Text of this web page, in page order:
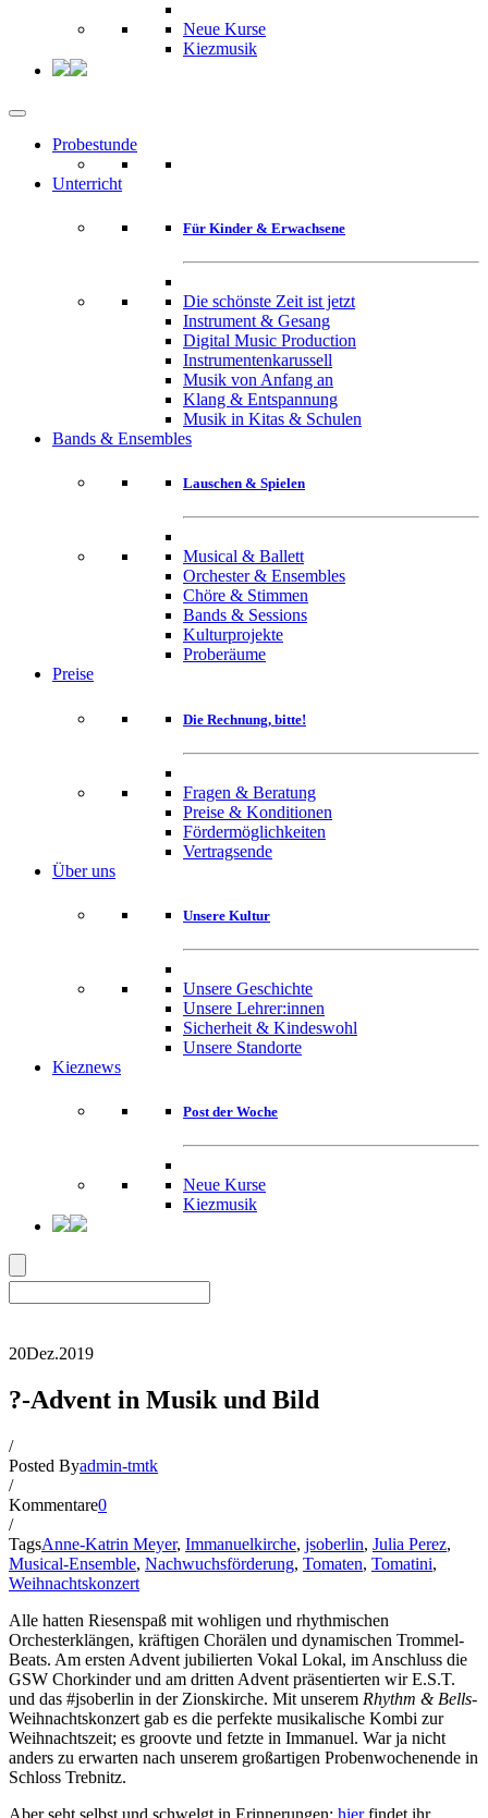
Neue Kurse
Kiezmusik
Probestunde
Unterricht
Für Kinder & Erwachsene
Die schönste Zeit ist jetzt
Instrument & Gesang
Digital Music Production
Instrumentenkarussell
Musik von Anfang an
Klang & Entspannung
Musik in Kitas & Schulen
Bands & Ensembles
Lauschen & Spielen
Musical & Ballett
Orchester & Ensembles
Chöre & Stimmen
Bands & Sessions
Kulturprojekte
Proberäume
Preise
Die Rechnung, bitte!
Fragen & Beratung
Preise & Konditionen
Fördermöglichkeiten
Vertragsende
Über uns
Unsere Kultur
Unsere Geschichte
Unsere Lehrer:innen
Sicherheit & Kindeswohl
Unsere Standorte
Kieznews
Post der Woche
Neue Kurse
Kiezmusik
20Dez.2019
?-Advent in Musik und Bild
/
Posted Byadmin-tmtk
/
Kommentare0
/
TagsAnne-Katrin Meyer, Immanuelkirche, jsoberlin, Julia Perez,
Musical-Ensemble, Nachwuchsförderung, Tomaten, Tomatini,
Weihnachtskonzert
Alle hatten Riesenspaß mit wohligen und rhythmischen
Orchesterklängen, kräftigen Chorälen und dynamischen Trommel-
Beats. Am ersten Advent jubilierten Vokal Lokal, im Anschluss die
GSW Chorkinder und am dritten Advent präsentierten wir E.S.T.
und das #jsoberlin in der Zionskirche. Mit unserem Rhythm & Bells-
Weihnachtskonzert gab es die perfekte musikalische Kombi zur
Weihnachtszeit; es groovte und fetzte in Immanuel. War ja nicht
anders zu erwarten nach unserem großartigen Probenwochenende in
Schloss Trebnitz.
Aber seht selbst und schwelgt in Erinnerungen: hierfindet ihr